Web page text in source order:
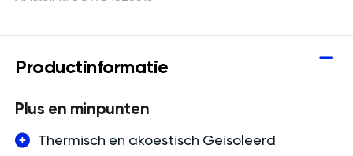
Productinformatie
Plus en minpunten
Thermisch en akoestisch Geisoleerd